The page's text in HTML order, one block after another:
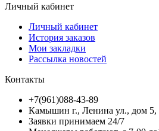
Личный кабинет
Личный кабинет
История заказов
Мои закладки
Рассылка новостей
Контакты
+7(961)088-43-89
Камышин г., Ленина ул., дом 5,
Заявки принимаем 24/7